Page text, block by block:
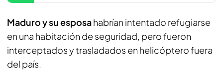
Maduro y su esposahabrían intentado refugiarse
en una habitación de seguridad, pero fueron
interceptados y trasladados en helicóptero fuera
del país.